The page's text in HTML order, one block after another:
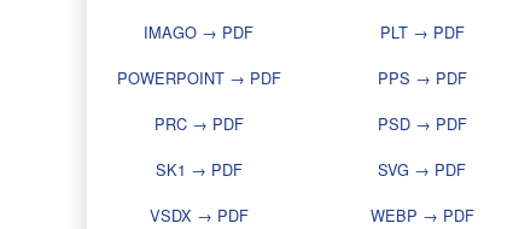
IMAGO → PDF
PLT → PDF
POWERPOINT → PDF
PPS → PDF
PRC → PDF
PSD → PDF
SK1 → PDF
SVG → PDF
VSDX → PDF
WEBP → PDF